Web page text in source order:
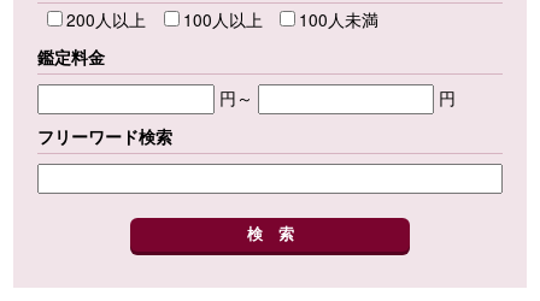
200人以上
100人以上
100人未満
鑑定料金
円～
円
フリーワード検索